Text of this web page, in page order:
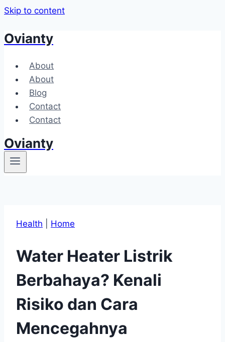
Skip to content
Ovianty
About
About
Blog
Contact
Contact
Ovianty
Health Home
Water Heater Listrik
Berbahaya? Kenali
Risiko dan Cara
Mencegahnya